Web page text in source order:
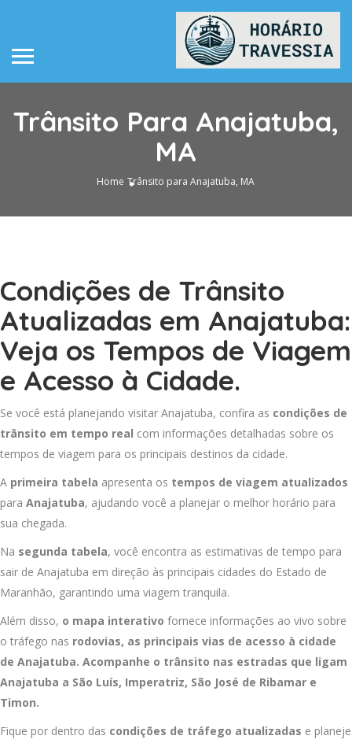
Trânsito Para Anajatuba,
MA
Home Trânsito para Anajatuba, MA
Condições de Trânsito
Atualizadas em Anajatuba:
Veja os Tempos de Viagem
e Acesso à Cidade.
Se você está planejando visitar Anajatuba, confira as condições de
trânsito em tempo real com informações detalhadas sobre os
tempos de viagem para os principais destinos da cidade.
A primeira tabela apresenta os tempos de viagem atualizados
para Anajatuba, ajudando você a planejar o melhor horário para
sua chegada.
Na segunda tabela, você encontra as estimativas de tempo para
sair de Anajatuba em direção às principais cidades do Estado de
Maranhão, garantindo uma viagem tranquila.
Além disso, o mapa interativo fornece informações ao vivo sobre
o tráfego nas rodovias, as principais vias de acesso à cidade
de Anajatuba. Acompanhe o trânsito nas estradas que ligam
Anajatuba a São Luís, Imperatriz, São José de Ribamar e
Timon.
Fique por dentro das condições de tráfego atualizadas e planeje